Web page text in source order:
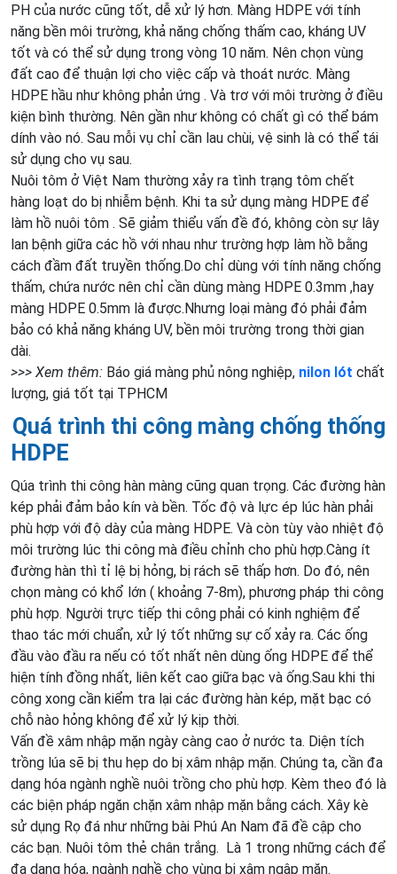
PH của nước cũng tốt, dễ xử lý hơn. Màng HDPE với tính
năng bền môi trường, khả năng chống thấm cao, kháng UV
tốt và có thể sử dụng trong vòng 10 năm. Nên chọn vùng
đất cao để thuận lợi cho việc cấp và thoát nước. Màng
HDPE hầu như không phản ứng . Và trơ với môi trường ở điều
kiện bình thường. Nên gần như không có chất gì có thể bám
dính vào nó. Sau mỗi vụ chỉ cần lau chùi, vệ sinh là có thể tái
sử dụng cho vụ sau.
Nuôi tôm ở Việt Nam thường xảy ra tình trạng tôm chết
hàng loạt do bị nhiễm bệnh. Khi ta sử dụng màng HDPE để
làm hồ nuôi tôm . Sẽ giảm thiểu vấn đề đó, không còn sự lây
lan bệnh giữa các hồ với nhau như trường hợp làm hồ bằng
cách đầm đất truyền thống.Do chỉ dùng với tính năng chống
thấm, chứa nước nên chỉ cần dùng màng HDPE 0.3mm ,hay
màng HDPE 0.5mm là được.Nhưng loại màng đó phải đảm
bảo có khả năng kháng UV, bền môi trường trong thời gian
dài.
>>> Xem thêm: Báo giá màng phủ nông nghiệp, nilon lót chất
lượng, giá tốt tại TPHCM
Quá trình thi công màng chống thống
HDPE
Qúa trình thi công hàn màng cũng quan trọng. Các đường hàn
kép phải đảm bảo kín và bền. Tốc độ và lực ép lúc hàn phải
phù hợp với độ dày của màng HDPE. Và còn tùy vào nhiệt độ
môi trường lúc thi công mà điều chỉnh cho phù hợp.Càng ít
đường hàn thì tỉ lệ bị hỏng, bị rách sẽ thấp hơn. Do đó, nên
chọn màng có khổ lớn ( khoảng 7-8m), phương pháp thi công
phù hợp. Người trực tiếp thi công phải có kinh nghiệm để
thao tác mới chuẩn, xử lý tốt những sự cố xảy ra. Các ống
đầu vào đầu ra nếu có tốt nhất nên dùng ống HDPE để thể
hiện tính đồng nhất, liên kết cao giữa bạc và ống.Sau khi thi
công xong cần kiểm tra lại các đường hàn kép, mặt bạc có
chỗ nào hỏng không để xử lý kịp thời.
Vấn đề xâm nhập mặn ngày càng cao ở nước ta. Diện tích
trồng lúa sẽ bị thu hẹp do bị xâm nhập mặn. Chúng ta, cần đa
dạng hóa ngành nghề nuôi trồng cho phù hợp. Kèm theo đó là
các biện pháp ngăn chặn xâm nhập mặn bằng cách. Xây kè
sử dụng Rọ đá như những bài Phú An Nam đã đề cập cho
các bạn. Nuôi tôm thẻ chân trắng. Là 1 trong những cách để
đa dạng hóa, ngành nghề cho vùng bị xâm ngập mặn.